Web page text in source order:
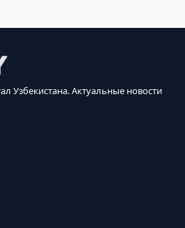
Узбекистана. Актуальные новости